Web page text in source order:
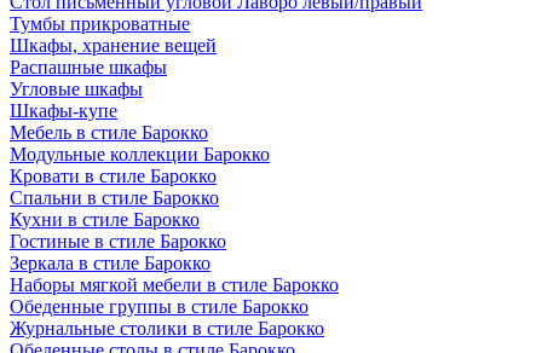
Тумбы прикроватные
Шкафы, хранение вещей
Распашные шкафы
Угловые шкафы
Шкафы-купе
Мебель в стиле Барокко
Модульные коллекции Барокко
Кровати в стиле Барокко
Спальни в стиле Барокко
Кухни в стиле Барокко
Гостиные в стиле Барокко
Зеркала в стиле Барокко
Наборы мягкой мебели в стиле Барокко
Обеденные группы в стиле Барокко
Журнальные столики в стиле Барокко